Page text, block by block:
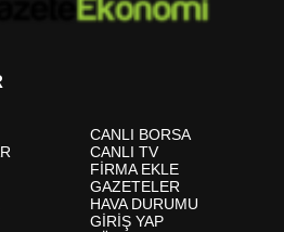
CANLI BORSA
CANLI TV
FİRMA EKLE
GAZETELER
HAVA DURUMU
GİRİŞ YAP